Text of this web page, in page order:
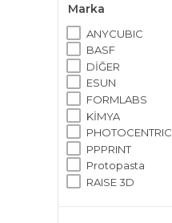
Marka
ANYCUBIC
BASF
DİĞER
ESUN
FORMLABS
KİMYA
PHOTOCENTRIC
PPPRINT
Protopasta
RAISE 3D